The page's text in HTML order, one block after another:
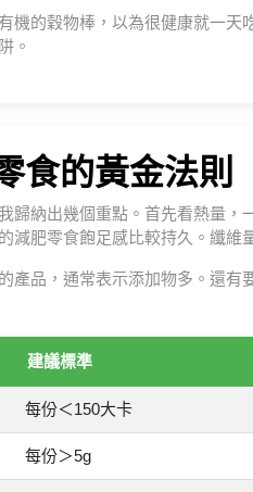
機的穀物棒，以為很健康就一
。
食的黃金法則
歸納出幾個重點。首先看熱量，
減肥零食飽足感比較持久。纖維
產品，通常表示添加物多。還
建議標準
每份＜150大卡
每份＞5g